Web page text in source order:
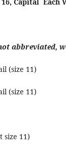
abbreviated,
(size 11)
(size 11)
size 11)